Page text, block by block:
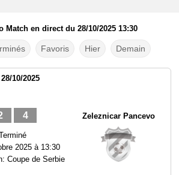
en direct du 28/10/2025 13:30
Favoris Hier Demain
10/2025
4
2025 à 13:30
Coupe de Serbie
Zeleznicar Pancevo